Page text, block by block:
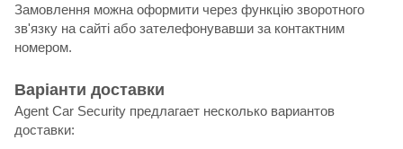
Замовлення можна оформити через функцію зворотного
зв'язку на сайті або зателефонувавши за контактним
номером.
Варіанти доставки
Agent Car Security предлагает несколько вариантов
доставки: